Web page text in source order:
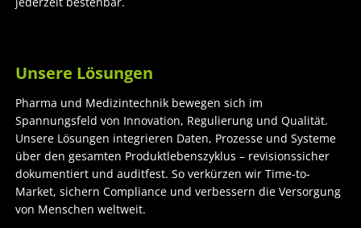
Unsere Lösungen
Pharma und Medizintechnik bewegen sich im
Spannungsfeld von Innovation, Regulierung und Qualität.
Unsere Lösungen integrieren Daten, Prozesse und Systeme
über den gesamten Produktlebenszyklus – revisionssicher
dokumentiert und auditfest. So verkürzen wir Time-to-
Market, sichern Compliance und verbessern die Versorgung
von Menschen weltweit.